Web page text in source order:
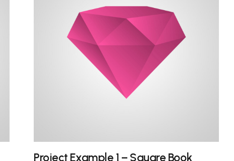
Project Example 1 – Square Book